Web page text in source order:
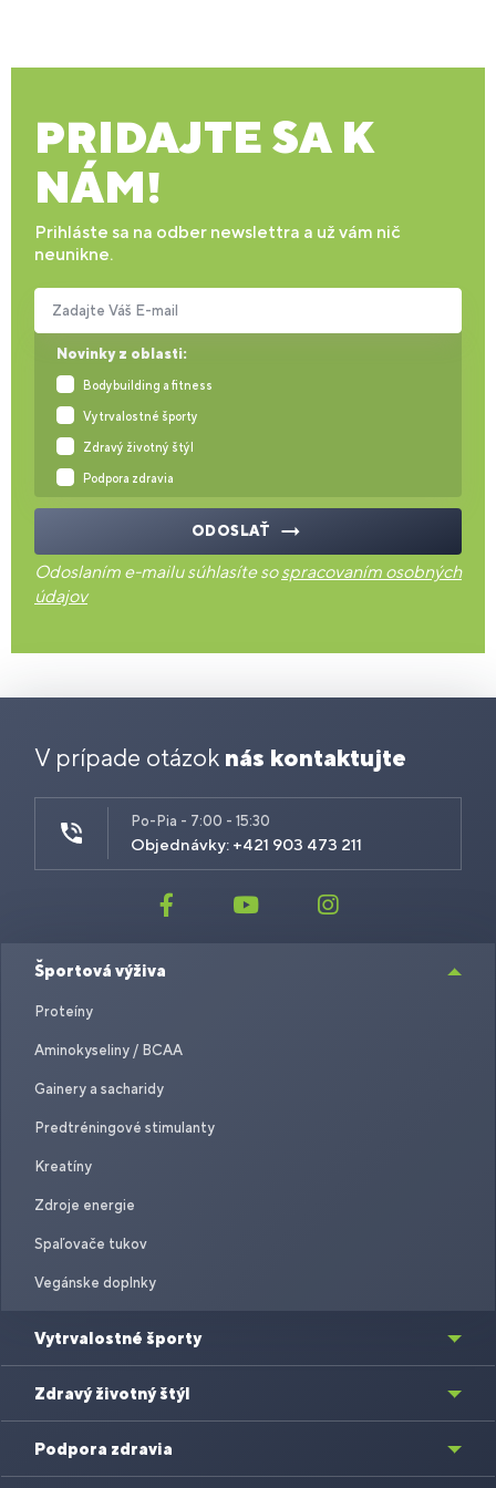
PRIDAJTE SA K
NÁM!
Prihláste sa na odber newslettra a už vám nič
neunikne.
Novinky z oblasti:
Bodybuilding a fitness
Vytrvalostné športy
Zdravý životný štýl
Podpora zdravia
Zadajte Váš E-mail
ODOSLAŤ
Odoslaním e-mailu súhlasíte sospracovaním osobných
údajov
V prípade otázok nás kontaktujte
Po-Pia - 7:00 - 15:30
Objednávky: +421 903 473 211
Športová výživa
Proteíny
Aminokyseliny / BCAA
Gainery a sacharidy
Predtréningové stimulanty
Kreatíny
Zdroje energie
Spaľovače tukov
Vegánske doplnky
Vytrvalostné športy
Zdravý životný štýl
Podpora zdravia